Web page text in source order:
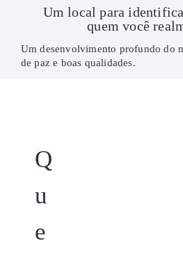
Um local para
quem você
Um desenvolvimento profundo do
de paz e boas qualidades.
Q
u
e